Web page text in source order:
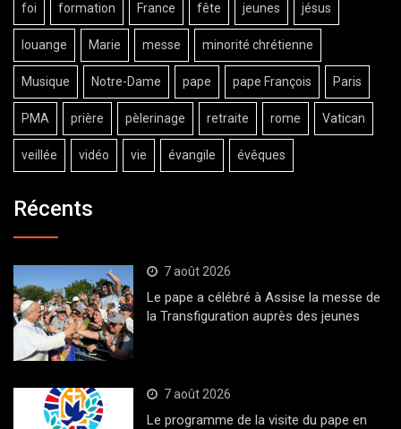
foi formation France fête jeunes jésus
louange Marie messe minorité chrétienne
Musique Notre-Dame pape pape François Paris
PMA prière pèlerinage retraite rome Vatican
veillée vidéo vie évangile évêques
Récents
7 août 2026
Le pape a célébré à Assise la messe de
la Transfiguration auprès des jeunes
7 août 2026
Le programme de la visite du pape en